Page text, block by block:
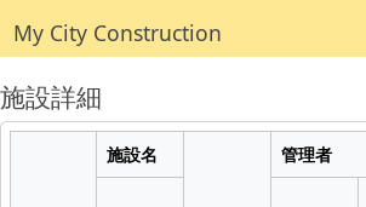
My City Construction
施設詳細
施設名 管理者